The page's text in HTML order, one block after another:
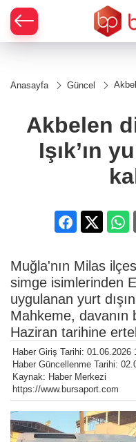
Anasayfa Güncel
yurt
Akbelen
Işık’ın
Muğla'nın Milas
simge isimlerinden
uygulanan yurt
Mahkeme, davanın
Haziran tarihine
Haber Giriş Tarihi: 01.06.2026
Haber Güncellenme Tarihi:
Kaynak: Haber Merkezi
https://www.bursaport.com